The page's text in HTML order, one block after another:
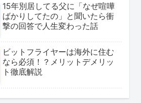
15年別居してる父に「なぜ喧嘩
ばかりしてたの」と聞いたら衝
撃の回答で人生変わった話
ビットフライヤーは海外に住む
なら必須！？メリットデメリッ
ト徹底解説